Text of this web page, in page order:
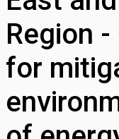
Region
for